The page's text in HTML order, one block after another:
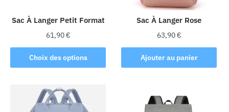
la
page
produit
la
page
du
produit
Sac À Langer Petit Format
61,90€
Choix des options
Ce
produit
plusieurs
variations.
Sac À Langer Rose
63,90€
Ajouter au panier